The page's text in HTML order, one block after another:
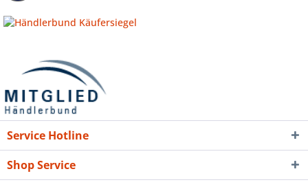
Service Hotline
Shop Service